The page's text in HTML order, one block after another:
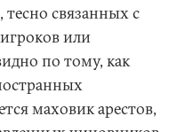
связанных с
или
по тому, как
маховик арестов,